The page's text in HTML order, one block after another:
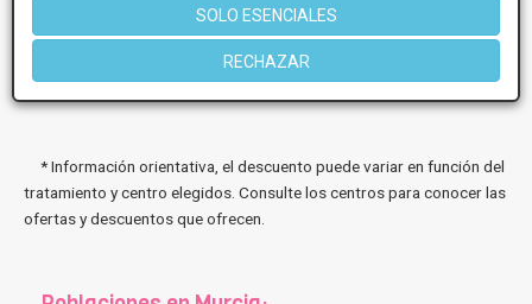
SOLO ESENCIALES
RECHAZAR
13 de Oct, 2021 Enfermedad en la piel: piel seca en los
niños
* Información orientativa, el descuento puede variar en función del
tratamiento y centro elegidos. Consulte los centros para conocer las
ofertas y descuentos que ofrecen.